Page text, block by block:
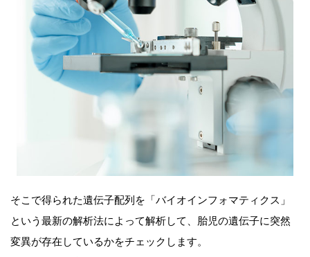
そこで得られた遺伝子配列を「バイオインフォマティクス」
という最新の解析法によって解析して、胎児の遺伝子に突然
変異が存在しているかをチェックします。